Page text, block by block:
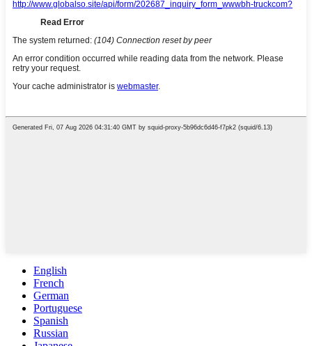
English
French
German
Portuguese
Spanish
Russian